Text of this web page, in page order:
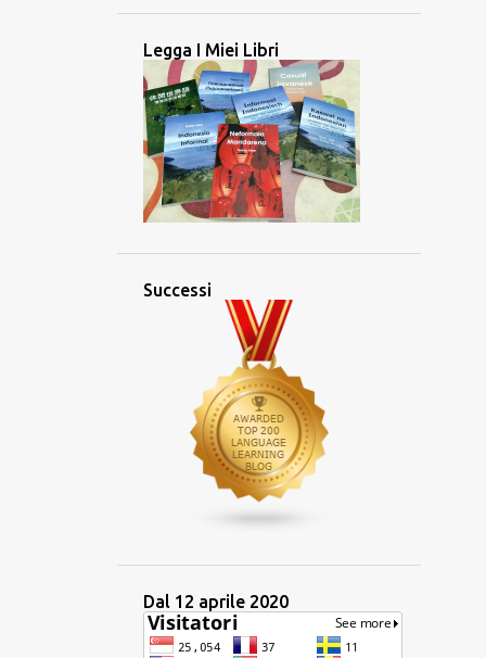
Lingua teochew: Una lingua
Tandem
maggio 2025
aprile 2025
marzo 2025
febbraio 2025
2024
dicembre 2024
novembre 2024
ottobre 2024
settembre 2024
agosto 2024
luglio 2024
giugno 2024
1
maggio 2024
aprile 2024
Legga I Miei Libri
Successi
Dal 12 aprile 2020